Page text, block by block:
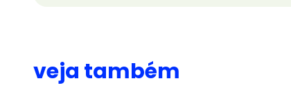
veja também